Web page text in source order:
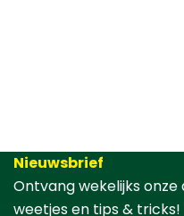
Nieuwsbrief
Ontvang wekelijks onze
weetjes en tips & tricks!